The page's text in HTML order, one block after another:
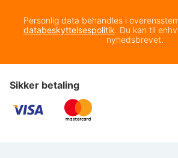
Personlig data behandles i
databeskyttelsespolitik. Du kan til
nyhedsbrevet.
Sikker betaling